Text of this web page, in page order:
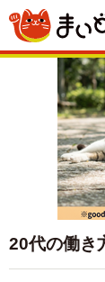
20代の働き